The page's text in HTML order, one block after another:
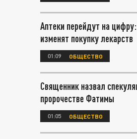
Аптеки перейдут на
изменят покупку лекарств
01:09 ОБЩЕСТВО
Священник назвал
пророчестве Фатимы
01:05 ОБЩЕСТВО